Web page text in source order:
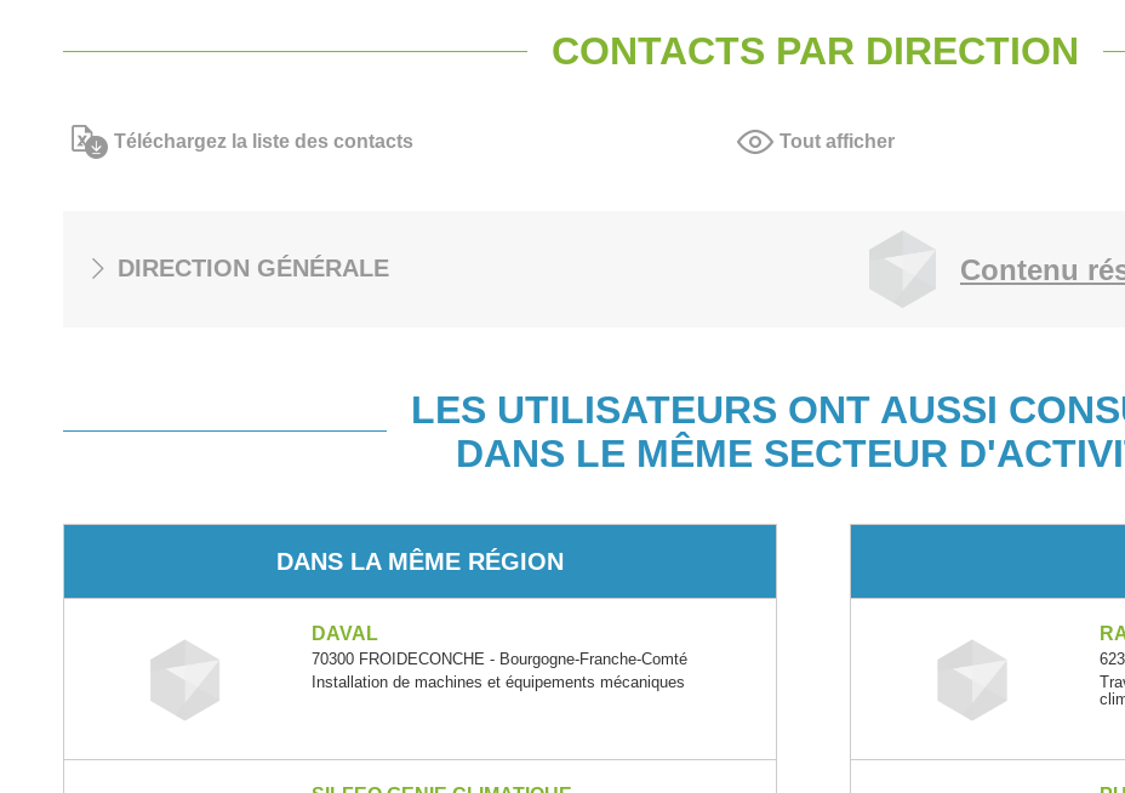
CONTACTS PAR DIRECTION
Téléchargez la liste des contacts Tout afficher
DIRECTION GÉNÉRALE Contenu
LES UTILISATEURS ONT AUSSI
DANS LE MÊME SECTEUR
DANS LA MÊME RÉGION
DAVAL
70300 FROIDECONCHE - Bourgogne-Franche-Comté
Installation de machines et équipements mécaniques